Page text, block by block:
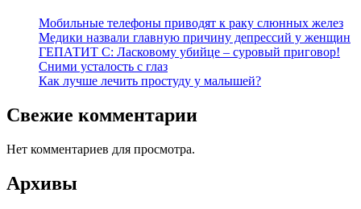
Мобильные телефоны приводят к раку слюнных желез
Медики назвали главную причину депрессий у женщин
ГЕПАТИТ С: Ласковому убийце – суровый приговор!
Сними усталость с глаз
Как лучше лечить простуду у малышей?
Свежие комментарии
Нет комментариев для просмотра.
Архивы